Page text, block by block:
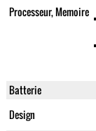
Processeur, Memoire
Batterie
Design